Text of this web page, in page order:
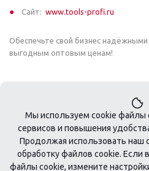
Сайт: www.tools-profi.ru
Обеспечьте свой бизнес
выгодным оптовым ценам!
+7 495
Мы используем cookie файлы
сервисов и повышения
Продолжая использовать наш
обработку файлов cookie. Если
файлы cookie, измените